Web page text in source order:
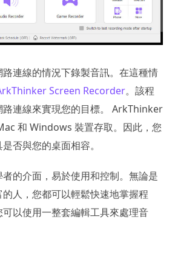
連線的情況下錄製音訊。在這種情
Screen Recorder。該程
路連線來實現您的目標。 ArkThinker
和 Windows 裝置存取。因此，您
否與您的桌面相容。
的介面，易於使用和控制。無論是
人，您都可以輕鬆快速地掌握程
以使用一整套編輯工具來處理音